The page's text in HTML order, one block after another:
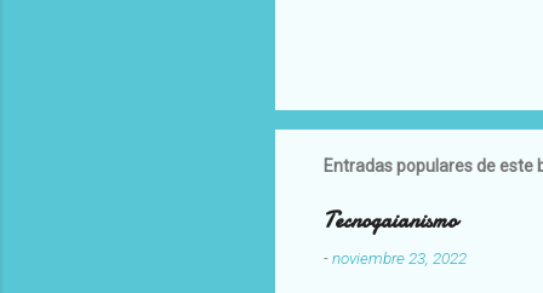
Entradas populares de este
Tecnogaianismo
-noviembre 23, 2022